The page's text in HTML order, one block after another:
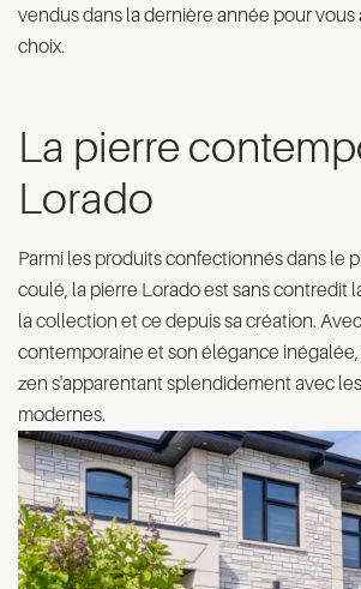
vendus dans la dernière année pour vous
choix.
La pierre
Lorado
Parmi les produits confectionnés dans le
coulé, la pierre Lorado est sans contredit
la collection et ce depuis sa création.
contemporaine et son élégance
zen s'apparentant splendidement avec
modernes.